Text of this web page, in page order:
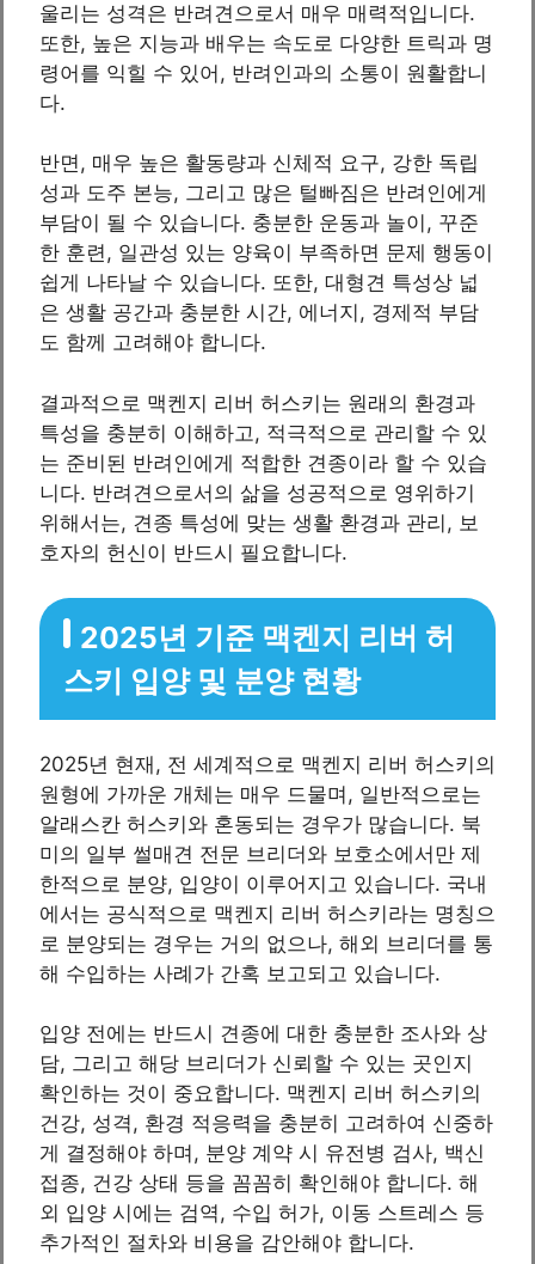
울리는 성격은 반려견으로서 매우 매력적입니다.
또한, 높은 지능과 배우는 속도로 다양한 트릭과 명
령어를 익힐 수 있어, 반려인과의 소통이 원활합니
다.
반면, 매우 높은 활동량과 신체적 요구, 강한 독립
성과 도주 본능, 그리고 많은 털빠짐은 반려인에게
부담이 될 수 있습니다. 충분한 운동과 놀이, 꾸준
한 훈련, 일관성 있는 양육이 부족하면 문제 행동이
쉽게 나타날 수 있습니다. 또한, 대형견 특성상 넓
은 생활 공간과 충분한 시간, 에너지, 경제적 부담
도 함께 고려해야 합니다.
결과적으로 맥켄지 리버 허스키는 원래의 환경과
특성을 충분히 이해하고, 적극적으로 관리할 수 있
는 준비된 반려인에게 적합한 견종이라 할 수 있습
니다. 반려견으로서의 삶을 성공적으로 영위하기
위해서는, 견종 특성에 맞는 생활 환경과 관리, 보
호자의 헌신이 반드시 필요합니다.
2025년 기준 맥켄지 리버 허
스키 입양 및 분양 현황
2025년 현재, 전 세계적으로 맥켄지 리버 허스키의
원형에 가까운 개체는 매우 드물며, 일반적으로는
알래스칸 허스키와 혼동되는 경우가 많습니다. 북
미의 일부 썰매견 전문 브리더와 보호소에서만 제
한적으로 분양, 입양이 이루어지고 있습니다. 국내
에서는 공식적으로 맥켄지 리버 허스키라는 명칭으
로 분양되는 경우는 거의 없으나, 해외 브리더를 통
해 수입하는 사례가 간혹 보고되고 있습니다.
입양 전에는 반드시 견종에 대한 충분한 조사와 상
담, 그리고 해당 브리더가 신뢰할 수 있는 곳인지
확인하는 것이 중요합니다. 맥켄지 리버 허스키의
건강, 성격, 환경 적응력을 충분히 고려하여 신중하
게 결정해야 하며, 분양 계약 시 유전병 검사, 백신
접종, 건강 상태 등을 꼼꼼히 확인해야 합니다. 해
외 입양 시에는 검역, 수입 허가, 이동 스트레스 등
추가적인 절차와 비용을 감안해야 합니다.